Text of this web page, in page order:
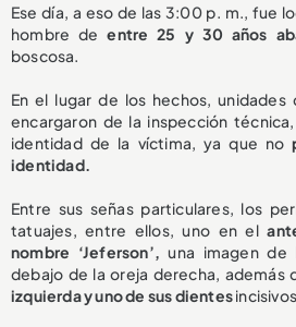
Ese día, a eso de las 3:00 p. m., fue
hombre de entre 25 y 30 años
boscosa.
En el lugar de los hechos,
encargaron de la inspección
identidad de la víctima, ya que no
identidad.
Entre sus señas particulares, los
tatuajes, entre ellos, uno en el
nombre ‘Jeferson’, una imagen de
debajo de la oreja derecha, además
izquierda y uno de sus dientes